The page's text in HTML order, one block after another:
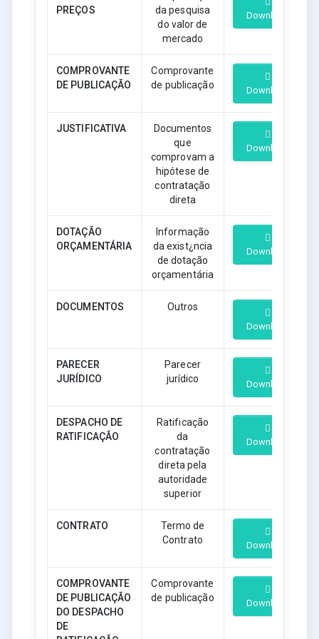
PREÇOS
da pesquisa
do valor de
mercado
Download
COMPROVANTE
DE PUBLICAÇÃO
Comprovante
de publicação
Download
JUSTIFICATIVA
Documentos
que
comprovam a
hipótese de
contratação
direta
Download
DOTAÇÃO
ORÇAMENTÁRIA
Informação
da exist¿ncia
de dotação
orçamentária
Download
DOCUMENTOS Outros
Download
PARECER
JURÍDICO
Parecer
jurídico
Download
DESPACHO DE
RATIFICAÇÃO
Ratificação
da
contratação
direta pela
autoridade
superior
Download
CONTRATO
Termo de
Contrato
Download
COMPROVANTE
DE PUBLICAÇÃO
DO DESPACHO
DE
Comprovante
de publicação
Download